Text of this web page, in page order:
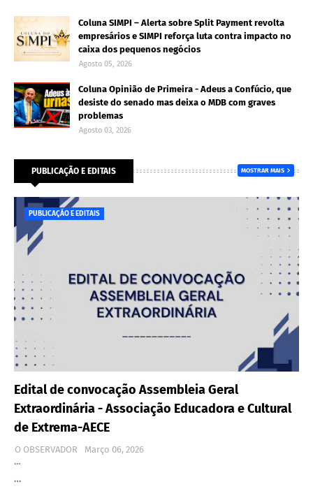
Coluna SIMPI – Alerta sobre Split Payment revolta
empresários e SIMPI reforça luta contra impacto no
caixa dos pequenos negócios
Agosto 05, 2026
Coluna Opinião de Primeira - Adeus a Confúcio, que
desiste do senado mas deixa o MDB com graves
problemas
Agosto 03, 2026
PUBLICAÇÃO E EDITAIS MOSTRAR MAIS
PUBLICAÇÃO E EDITAIS
Edital de convocação Assembleia Geral
Extraordinária - Associação Educadora e Cultural
de Extrema-AECE
O OBSERVADOR
Março 06, 2026
…
…